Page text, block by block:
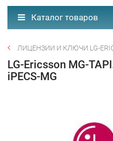
Каталог товаров
ЛИЦЕНЗИИ И КЛЮЧИ LG-
LG-Ericsson MG-
iPECS-MG